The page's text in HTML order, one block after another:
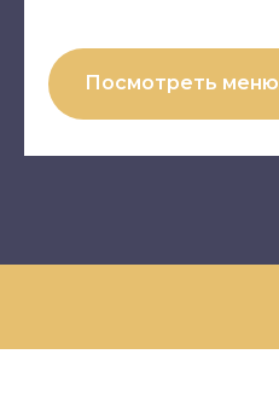
Посмотреть меню